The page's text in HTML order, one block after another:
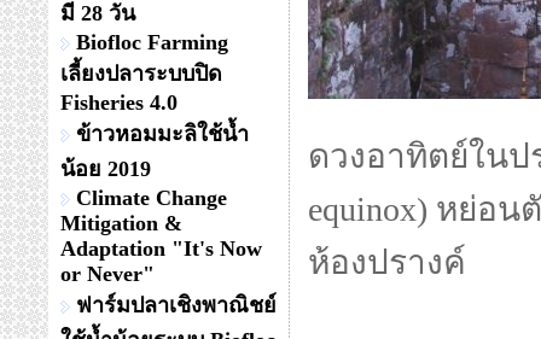
มี 28 วัน
Biofloc Farming
เลี้ยงปลาระบบปิด
Fisheries 4.0
ข้าวหอมมะลิใช้น้ำ
น้อย 2019
Climate Change
Mitigation &
Adaptation "It's Now
or Never"
ฟาร์มปลาเชิงพาณิชย์
ดวงอาทิตย์ใน
equinox) หย่อน
ห้องปรางค์